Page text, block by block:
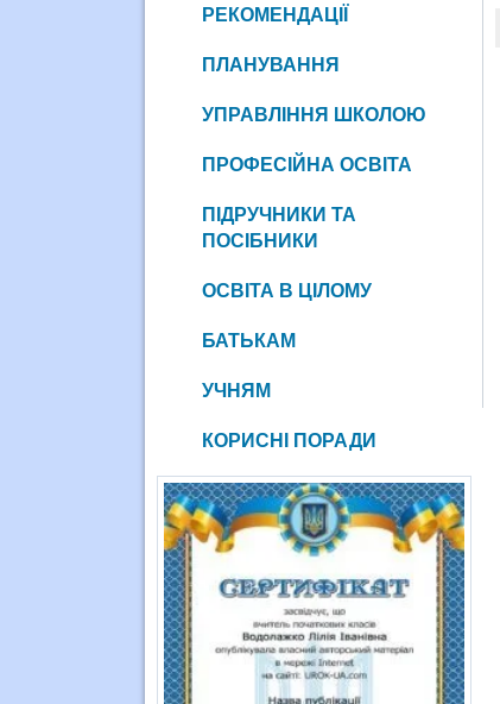
РЕКОМЕНДАЦІЇ
ПЛАНУВАННЯ
УПРАВЛІННЯ ШКОЛОЮ
ПРОФЕСІЙНА ОСВІТА
ПІДРУЧНИКИ ТА
ПОСІБНИКИ
ОСВІТА В ЦІЛОМУ
БАТЬКАМ
УЧНЯМ
КОРИСНІ ПОРАДИ